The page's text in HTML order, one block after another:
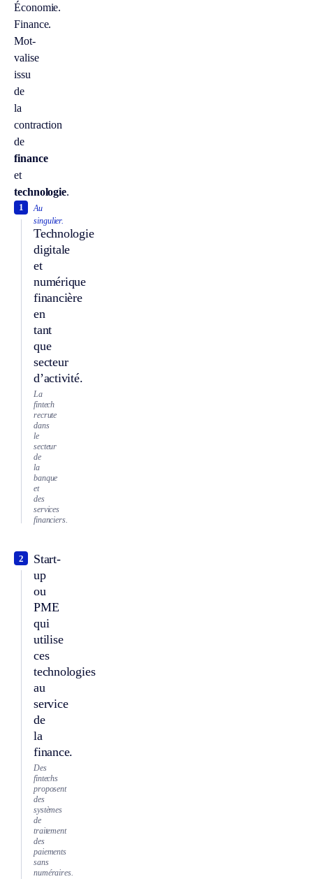
Économie.
Finance.
Mot-
valise
issu
de
la
contraction
de
finance
et
technologie.
Au
singulier.
Technologie
digitale
et
numérique
financière
en
tant
que
secteur
d’activité.
1
La
fintech
recrute
dans
le
secteur
de
la
banque
et
des
services
financiers.
Start-
up
ou
PME
qui
utilise
ces
technologies
au
service
de
la
finance.
2
Des
fintechs
proposent
des
systèmes
de
traitement
des
paiements
sans
numéraires.